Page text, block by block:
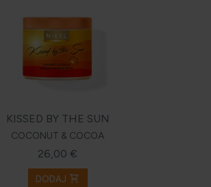
KISSED BY THE SUN
COCONUT & COCOA
26,00 €
DODAJ shopping_cart